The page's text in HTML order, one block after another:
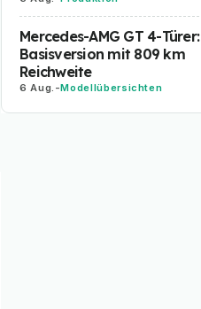
Mercedes-AMG GT 4-
Basisversion mit 809 km
Reichweite
6 Aug. -Modellübersichten